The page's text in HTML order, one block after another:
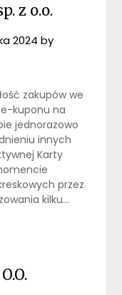
z o.o.
2024 by
zakupów we
kuponu na
jednorazowo
innych
Karty
przez
kilku…